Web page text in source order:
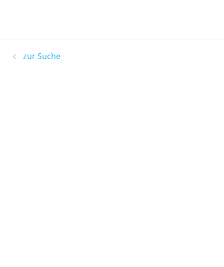
zur Suche